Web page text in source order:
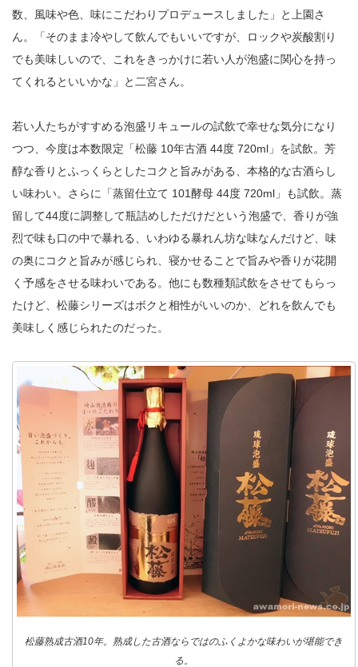
数、風味や色、味にこだわりプロデュースしました」と上園さ
ん。「そのまま冷やして飲んでもいいですが、ロックや炭酸割り
でも美味しいので、これをきっかけに若い人が泡盛に関心を持っ
てくれるといいかな」と二宮さん。
若い人たちがすすめる泡盛リキュールの試飲で幸せな気分になり
つつ、今度は本数限定「松藤 10年古酒 44度 720ml」を試飲。芳
醇な香りとふっくらとしたコクと旨みがある、本格的な古酒らし
い味わい。さらに「蒸留仕立て 101酵母 44度 720ml」も試飲。蒸
留して44度に調整して瓶詰めしただけだという泡盛で、香りが強
烈で味も口の中で暴れる、いわゆる暴れん坊な味なんだけど、味
の奥にコクと旨みが感じられ、寝かせることで旨みや香りが花開
く予感をさせる味わいである。他にも数種類試飲をさせてもらっ
たけど、松藤シリーズはボクと相性がいいのか、どれを飲んでも
美味しく感じられたのだった。
松藤熟成古酒10年。熟成した古酒ならではのふくよかな味わいが堪能でき
る。